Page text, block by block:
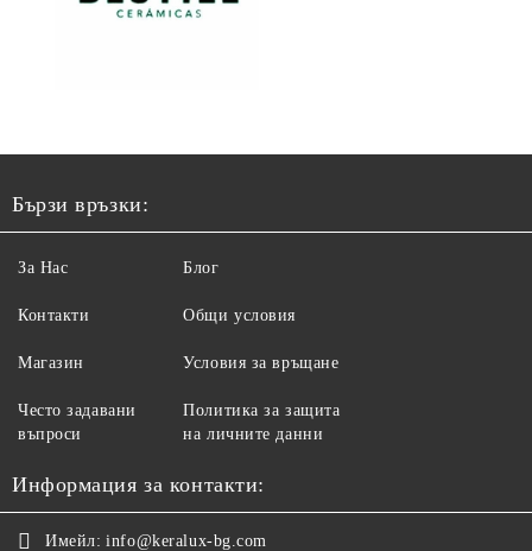
Бързи връзки:
За Нас
Контакти
Магазин
Често задавани
въпроси
Блог
Общи условия
Условия за връщане
Политика за защита
на личните данни
Информация за контакти:
Имейл: info@keralux-bg.com